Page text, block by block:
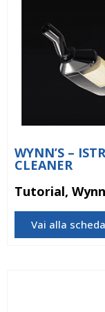
WYNN’S –
CLEANER
Tutorial,
Vai alla scheda